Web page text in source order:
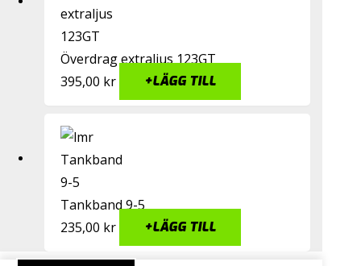
Överdrag extraljus 123GT
395,00 kr +LÄGG TILL
Tankband 9-5
235,00 kr +LÄGG TILL